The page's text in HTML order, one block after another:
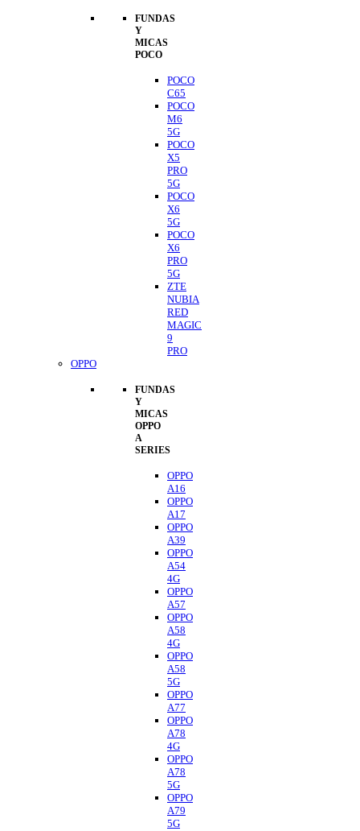
FUNDAS
Y
MICAS
POCO
POCO
C65
POCO
M6
5G
POCO
X5
PRO
5G
POCO
X6
5G
POCO
X6
PRO
5G
ZTE
NUBIA
RED
MAGIC
9
PRO
OPPO
FUNDAS
Y
MICAS
OPPO
A
SERIES
OPPO
A16
OPPO
A17
OPPO
A39
OPPO
A54
4G
OPPO
A57
OPPO
A58
4G
OPPO
A58
5G
OPPO
A77
OPPO
A78
4G
OPPO
A78
5G
OPPO
A79
5G